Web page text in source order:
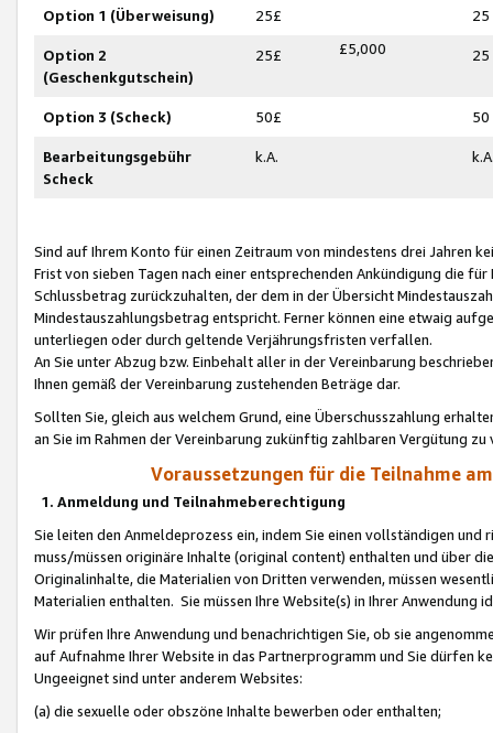
Option 1 (Überweisung) 25£ 25
Option 2
(Geschenkgutschein)
25£ £5,000 25
Option 3 (Scheck) 50£ 50
Bearbeitungsgebühr
Scheck
k.A.
Sind auf Ihrem Konto für einen Zeitraum von mindestens drei Jahren
Frist von sieben Tagen nach einer entsprechenden Ankündigung die
Schlussbetrag zurückzuhalten, der dem in der Übersicht
Mindestauszahlungsbetrag entspricht. Ferner können eine etwaig
unterliegen oder durch geltende Verjährungsfristen verfallen.
An Sie unter Abzug bzw. Einbehalt aller in der Vereinbarung
Ihnen gemäß der Vereinbarung zustehenden Beträge dar.
Sollten Sie, gleich aus welchem Grund, eine Überschusszahlung
an Sie im Rahmen der Vereinbarung zukünftig zahlbaren Vergütung zu
Voraussetzungen für die Teilnahme
1. Anmeldung und Teilnahmeberechtigung
Sie leiten den Anmeldeprozess ein, indem Sie einen vollständigen
muss/müssen originäre Inhalte (original content) enthalten und über
Originalinhalte, die Materialien von Dritten verwenden, müssen
Materialien enthalten. Sie müssen Ihre Website(s) in Ihrer Anwendung
Wir prüfen Ihre Anwendung und benachrichtigen Sie, ob sie
auf Aufnahme Ihrer Website in das Partnerprogramm und Sie dürfen
Ungeeignet sind unter anderem Websites:
(a) die sexuelle oder obszöne Inhalte bewerben oder enthalten;